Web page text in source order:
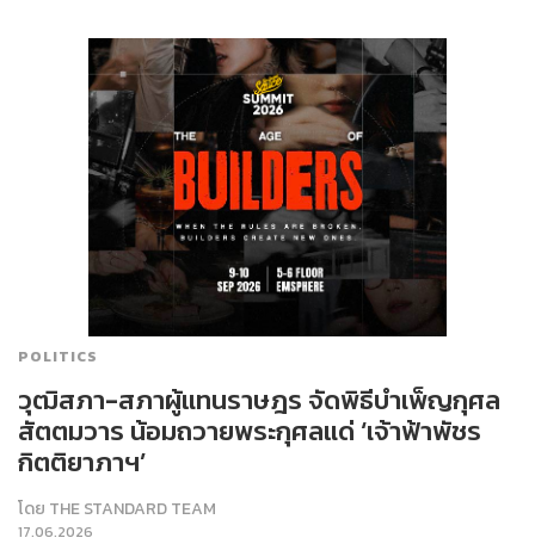
POLITICS
วุฒิสภา-สภาผู้แทนราษฎร จัดพิธีบำเพ็ญกุศล
สัตตมวาร น้อมถวายพระกุศลแด่ ‘เจ้าฟ้าพัชร
กิตติยาภาฯ’
โดย THE STANDARD TEAM
17.06.2026